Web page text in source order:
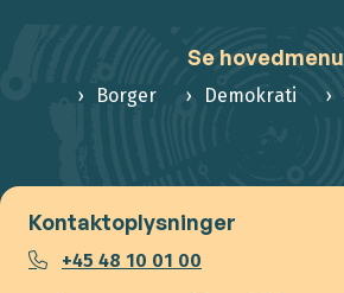
Se hovedmenu
Borger Demokrati
Kontaktoplysninger
+45 48 10 01 00